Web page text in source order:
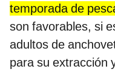
temporada de
son favorables, si
adultos de
para su extracción